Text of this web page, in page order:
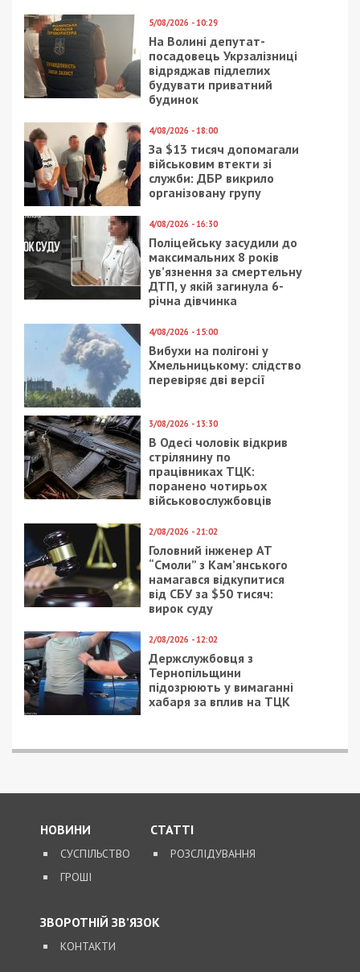
5/08/2026 - 10:29
На Волині депутат-
посадовець Укрзалізниці
відряджав підлеглих
будувати приватний
будинок
4/08/2026 - 18:00
За $13 тисяч допомагали
військовим втекти зі
служби: ДБР викрило
організовану групу
4/08/2026 - 16:30
Поліцейську засудили до
максимальних 8 років
ув’язнення за смертельну
ДТП, у якій загинула 6-
річна дівчинка
4/08/2026 - 15:00
Вибухи на полігоні у
Хмельницькому: слідство
перевіряє дві версії
3/08/2026 - 13:30
В Одесі чоловік відкрив
стрілянину по
працівниках ТЦК:
поранено чотирьох
військовослужбовців
2/08/2026 - 21:02
Головний інженер АТ
“Смоли” з Кам’янського
намагався відкупитися
від СБУ за $50 тисяч:
вирок суду
2/08/2026 - 12:02
Держслужбовця з
Тернопільщини
підозрюють у вимаганні
хабаря за вплив на ТЦК
НОВИНИ
СУСПІЛЬСТВО
ГРОШІ
СТАТТІ
РОЗСЛІДУВАННЯ
ЗВОРОТНІЙ ЗВ’ЯЗОК
КОНТАКТИ